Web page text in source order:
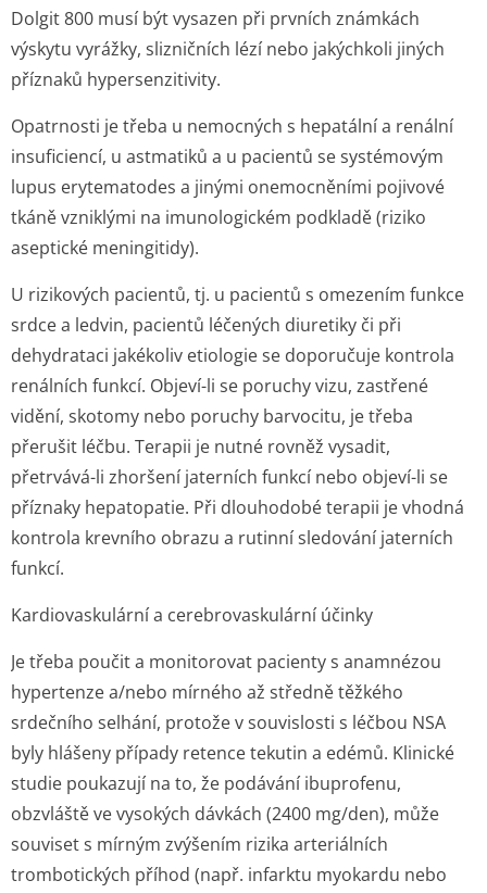
Dolgit 800 musí být vysazen při prvních známkách
výskytu vyrážky, slizničních lézí nebo jakýchkoli jiných
příznaků hypersenzitivity.
Opatrnosti je třeba u nemocných s hepatální a renální
insuficiencí, u astmatiků a u pacientů se systémovým
lupus erytematodes a jinými onemocněními pojivové
tkáně vzniklými na imunologickém podkladě (riziko
aseptické meningitidy).
U rizikových pacientů, tj. u pacientů s omezením funkce
srdce a ledvin, pacientů léčených diuretiky či při
dehydrataci jakékoliv etiologie se doporučuje kontrola
renálních funkcí. Objeví-li se poruchy vizu, zastřené
vidění, skotomy nebo poruchy barvocitu, je třeba
přerušit léčbu. Terapii je nutné rovněž vysadit,
přetrvává-li zhoršení jaterních funkcí nebo objeví-li se
příznaky hepatopatie. Při dlouhodobé terapii je vhodná
kontrola krevního obrazu a rutinní sledování jaterních
funkcí.
Kardiovaskulární a cerebrovaskulární účinky
Je třeba poučit a monitorovat pacienty s anamnézou
hypertenze a/nebo mírného až středně těžkého
srdečního selhání, protože v souvislosti s léčbou NSA
byly hlášeny případy retence tekutin a edémů. Klinické
studie poukazují na to, že podávání ibuprofenu,
obzvláště ve vysokých dávkách (2400 mg/den), může
souviset s mírným zvýšením rizika arteriálních
trombotických příhod (např. infarktu myokardu nebo